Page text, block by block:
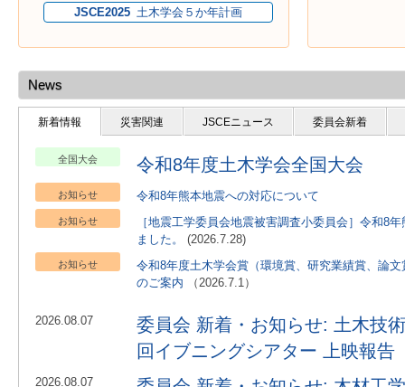
土木学会５か年計画
News
新着情報 災害関連 JSCEニュース 委員会新着
全国大会 令和8年度土木学会全国大会
お知らせ 令和8年熊本地震への対応について
お知らせ
［地震工学委員会地震被害調査小委員会］令和8
ました。
(2026.7.28)
お知らせ
令和8年度土木学会賞（環境賞、研究業績賞、論
のご案内 （2026.7.1）
2026.08.07
委員会 新着・お知らせ: 土木技
回イブニングシアター 上映報告
2026.08.07